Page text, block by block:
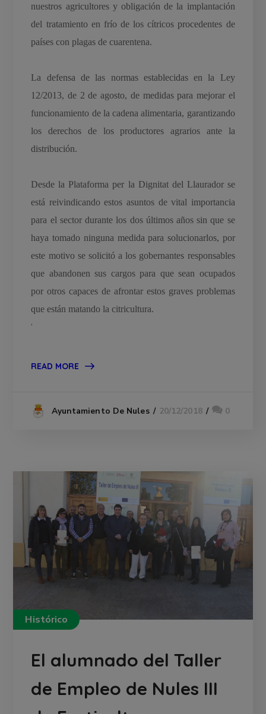
nuestros agricultores y obligación de la implantación
del tratamiento en frío de los cítricos procedentes de
países con plagas de cuarentena.
La defensa de las normas establecidas en la Ley
12/2013, de 2 de agosto, de medidas para mejorar el
funcionamiento de la cadena alimentaria, garantizando
los derechos de los productores agrarios ante la
distribución.
Desde la Plataforma per la Dignitat del Llaurador se
está reivindicando estos asuntos de vital importancia
para el sector durante los dos últimos años sin que se
haya tomado ninguna medida para solucionarlos, por
este motivo se solicitó a los gobernantes responsables
que abandonen sus cargos para que sean ocupados
por otros capaces de afrontar estos graves problemas
que están matando la citricultura.
‘
READ MORE
Ayuntamiento De Nules 20/12/2018 0
Histórico
El alumnado del Taller
de Empleo de Nules III